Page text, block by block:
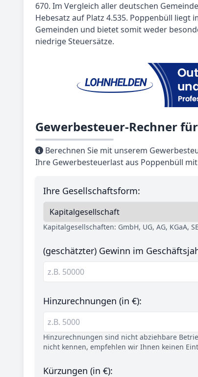
670. Im Vergleich aller deutschen
Hebesatz auf Platz 4.535. Poppenbüll liegt
Gemeinden und bietet somit weder
niedrige Steuersätze.
Gewerbesteuer-Rechner
Berechnen Sie mit unserem
Ihre Gewerbesteuerlast aus Poppenbüll
Ihre Gesellschaftsform:
Kapitalgesellschaften: GmbH, UG, AG, KGaA,
(geschätzter) Gewinn im
Hinzurechnungen (in €):
Hinzurechnungen sind nicht abziehbare
nicht kennen, empfehlen wir Ihnen keinen
Kürzungen (in €):